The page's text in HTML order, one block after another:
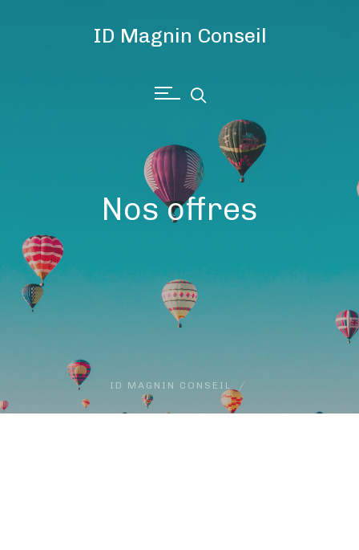
ID Magnin Conseil
Nos offres
ID MAGNIN CONSEIL